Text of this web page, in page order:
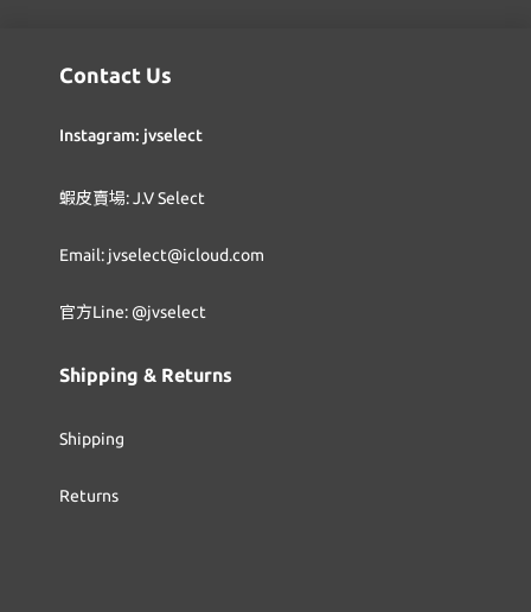
Contact Us
Instagram: jvselect
蝦皮賣場: J.V Select
Email: jvselect@icloud.com
官方Line: @jvselect
Shipping & Returns
Shipping
Returns